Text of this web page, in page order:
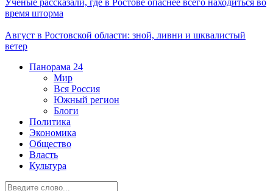
Учёные рассказали, где в Ростове опаснее всего находиться во
время шторма
Август в Ростовской области: зной, ливни и шквалистый
ветер
Панорама 24
Мир
Вся Россия
Южный регион
Блоги
Политика
Экономика
Общество
Власть
Культура